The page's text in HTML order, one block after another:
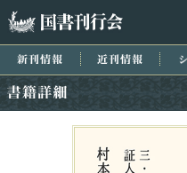
新刊情報 近刊情報